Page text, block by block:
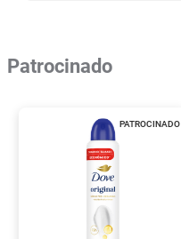
Patrocinado
PATROCINADO